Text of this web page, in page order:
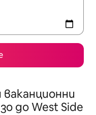
до West Side